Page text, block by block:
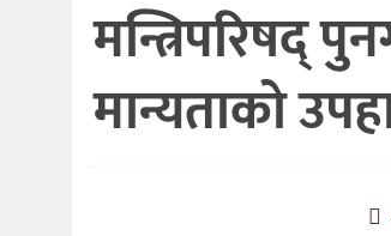
मन्त्रिपरिषद्
मान्यताको